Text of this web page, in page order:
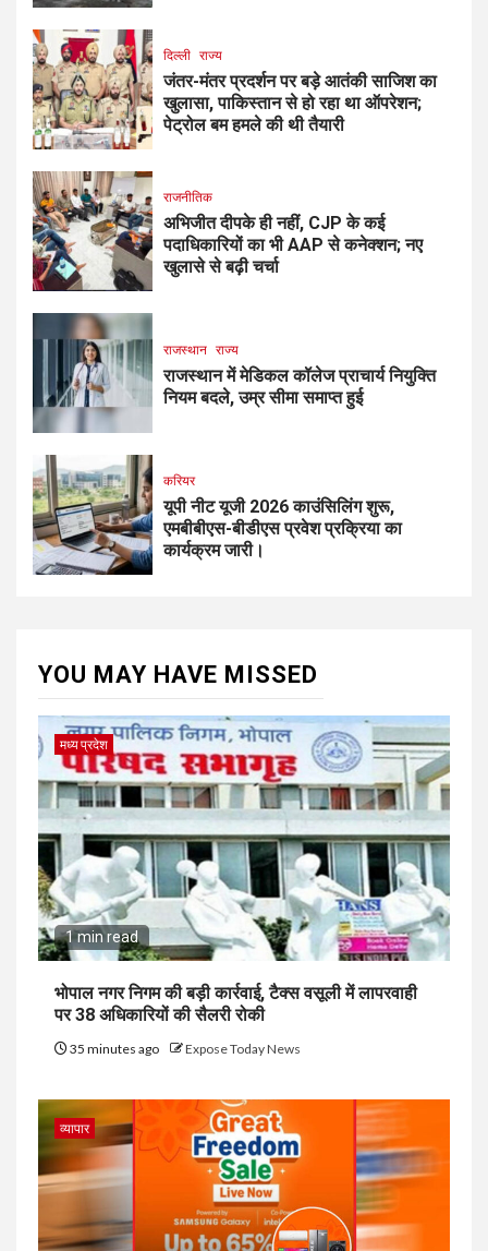
दिल्ली राज्य
जंतर-मंतर प्रदर्शन पर बड़े आतंकी साजिश का
खुलासा, पाकिस्तान से हो रहा था ऑपरेशन;
पेट्रोल बम हमले की थी तैयारी
राजनीतिक
अभिजीत दीपके ही नहीं, CJP के कई
पदाधिकारियों का भी AAP से कनेक्शन; नए
खुलासे से बढ़ी चर्चा
राजस्थान राज्य
राजस्थान में मेडिकल कॉलेज प्राचार्य नियुक्ति
नियम बदले, उम्र सीमा समाप्त हुई
करियर
यूपी नीट यूजी 2026 काउंसिलिंग शुरू,
एमबीबीएस-बीडीएस प्रवेश प्रक्रिया का
कार्यक्रम जारी।
YOU MAY HAVE MISSED
मध्य प्रदेश
1 min read
भोपाल नगर निगम की बड़ी कार्रवाई, टैक्स वसूली में लापरवाही
पर 38 अधिकारियों की सैलरी रोकी
35 minutes ago Expose Today News
व्यापार